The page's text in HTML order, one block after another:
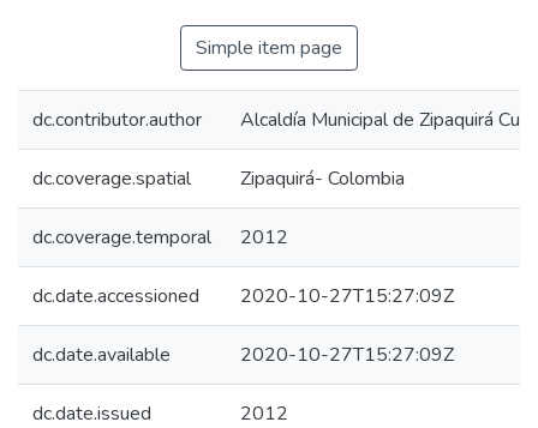
Simple item page
dc.contributor.author Alcaldía Municipal de Zipaquirá
dc.coverage.spatial Zipaquirá- Colombia
dc.coverage.temporal 2012
dc.date.accessioned 2020-10-27T15:27:09Z
dc.date.available 2020-10-27T15:27:09Z
dc.date.issued 2012